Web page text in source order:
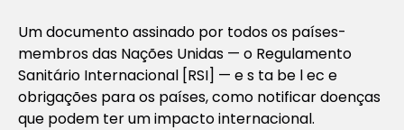
Um documento assinado por todos os países-
membros das Nações Unidas — o Regulamento
Sanitário Internacional [RSI] — e s ta be l ec e
obrigações para os países, como notificar doenças
que podem ter um impacto internacional.